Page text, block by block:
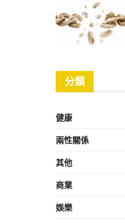
分類
健康
兩性關係
其他
商業
娛樂